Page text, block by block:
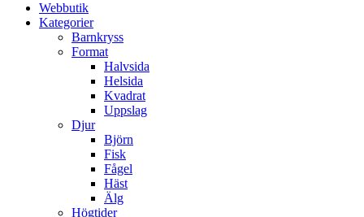
Webbutik
Kategorier
Barnkryss
Format
Halvsida
Helsida
Kvadrat
Uppslag
Djur
Björn
Fisk
Fågel
Häst
Älg
Högtider